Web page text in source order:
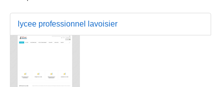
lycee professionnel lavoisier